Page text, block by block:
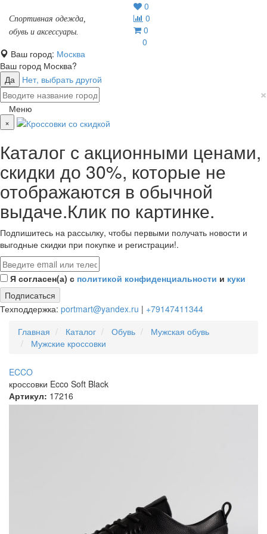
Спортивная одежда,
обувь и аксессуары.
0
0
0
0
Ваш город: Москва
Ваш город Москва?
Да
Нет, выбрать другой
×
Меню
×
Каталог с акционными ценами,
скидки до 30%, которые не
отображаются в обычной
выдаче.Клик по картинке.
Подпишитесь на рассылку, чтобы первыми получать новости и
выгодные скидки при покупке и регистрации!.
Я согласен(а) с политикой конфиденциальности и куки
Подписаться
Техподдержка: portmart@yandex.ru | +79147411344
Главная
Каталог Обувь
Мужская обувь
Мужские кроссовки
ECCO
кроссовки Ecco Soft Black
Артикул: 17216